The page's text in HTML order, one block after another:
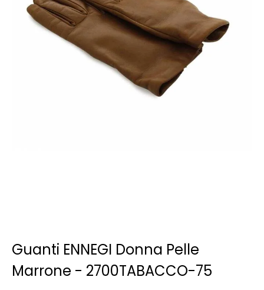
Guanti ENNEGI Donna Pelle
Marrone - 2700TABACCO-75